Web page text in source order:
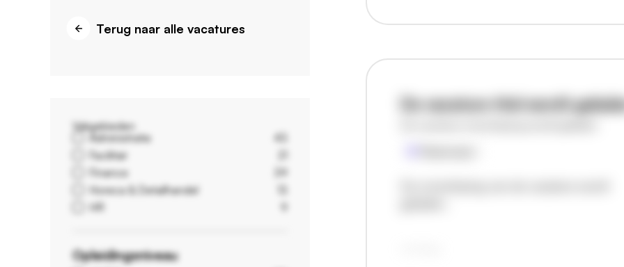
Terug naar alle vacatures
Vakgebieden
Administratie
43
Facilitair
Finance
39
Horeca & Detailhandel
HR
Opleidingsniveau
De vacature titel wordt